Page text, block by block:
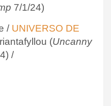
7/1/24)
/ UNIVERSO DE
(Uncanny
/